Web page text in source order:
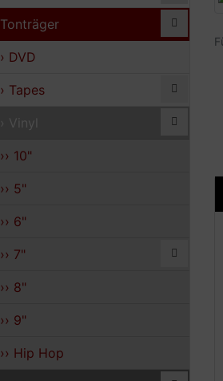
Tonträger
› DVD
› Tapes
› Vinyl
›› 10"
›› 5"
›› 6"
›› 7"
›› 8"
›› 9"
›› Hip Hop